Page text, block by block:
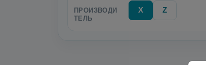
ПРОИЗВОДИ
ТЕЛЬ
X Z